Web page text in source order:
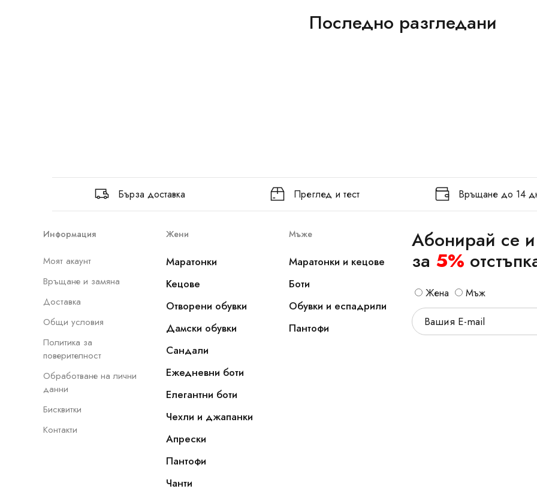
Последно разгледани
Бърза доставка Преглед и тест Връщане до 14
Информация
Моят акаунт
Връщане и замяна
Доставка
Общи условия
Политика за
поверителност
Обработване на лични
данни
Бисквитки
Контакти
Жени
Маратонки
Кецове
Отворени обувки
Дамски обувки
Сандали
Ежедневни боти
Елегантни боти
Чехли и джапанки
Апрески
Пантофи
Чанти
Мъже
Маратонки и кецове
Боти
Обувки и еспадрили
Пантофи
Абонирай се
за 5%
Жена Мъж